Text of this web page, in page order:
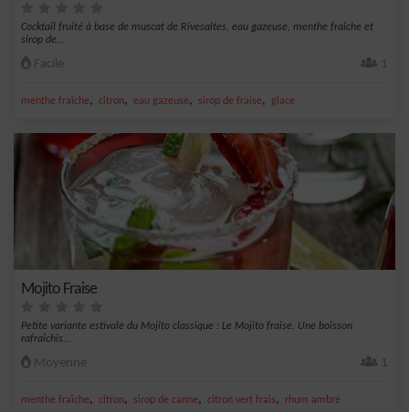
Cocktail fruité à base de muscat de Rivesaltes, eau gazeuse, menthe fraîche et
sirop de...
Facile 1
menthe fraîche, citron, eau gazeuse, sirop de fraise, glace
Mojito Fraise
Petite variante estivale du Mojito classique : Le Mojito fraise. Une boisson
rafraîchis...
Moyenne 1
menthe fraîche, citron, sirop de canne, citron vert frais, rhum ambré